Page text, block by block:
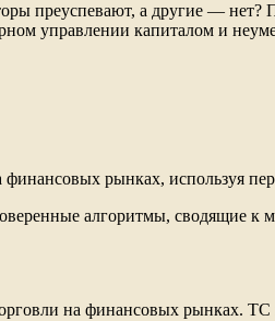
преуспевают, а другие —
управлении капиталом и
рынках, используя
алгоритмы, сводящие
на финансовых рынках.